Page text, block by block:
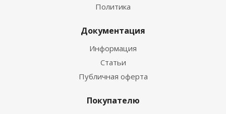
Политика
Документация
Информация
Статьи
Публичная оферта
Покупателю